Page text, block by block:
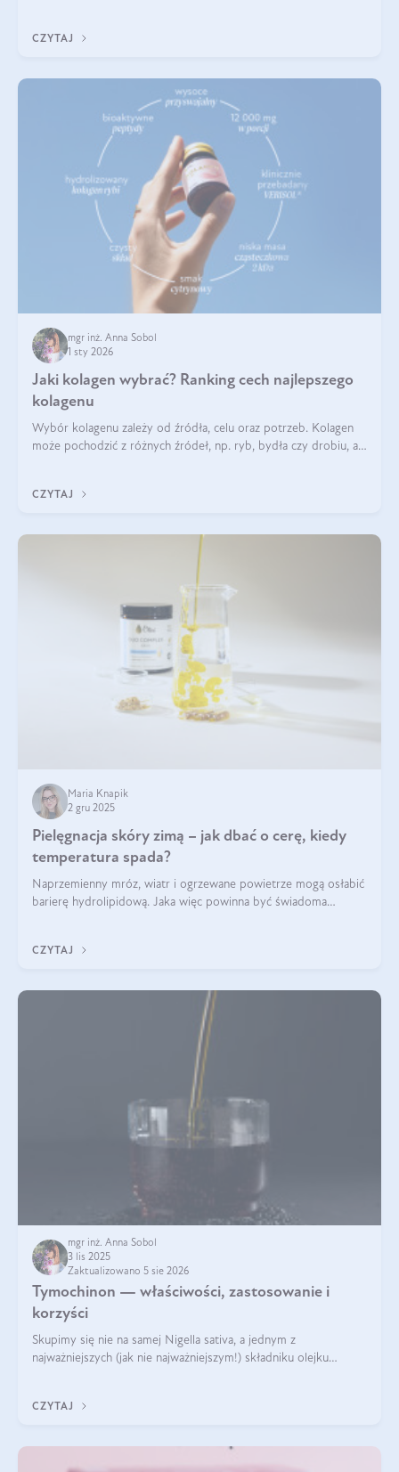
CZYTAJ
mgr inż. Anna Sobol
1 sty 2026
Jaki kolagen wybrać? Ranking cech najlepszego
kolagenu
Wybór kolagenu zależy od źródła, celu oraz potrzeb. Kolagen
może pochodzić z różnych źródeł, np. ryb, bydła czy drobiu, a
bydlęcy.
CZYTAJ
Maria Knapik
2 gru 2025
Pielęgnacja skóry zimą – jak dbać o cerę, kiedy
temperatura spada?
Naprzemienny mróz, wiatr i ogrzewane powietrze mogą osłabić
barierę hydrolipidową. Jaka więc powinna być świadoma
CZYTAJ
mgr inż. Anna Sobol
3 lis 2025
Zaktualizowano 5 sie 2026
Tymochinon — właściwości, zastosowanie i
korzyści
Skupimy się nie na samej Nigella sativa, a jednym z
najważniejszych (jak nie najważniejszym!) składniku olejku
CZYTAJ